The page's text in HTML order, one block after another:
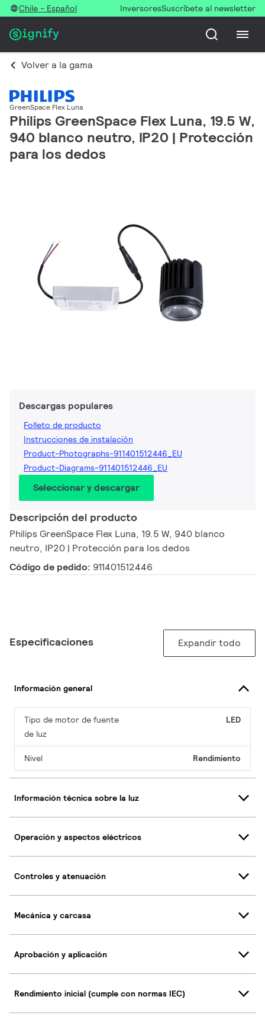
Chile - Español InversoresSuscríbete al newsletter
Volver a la gama
GreenSpace Flex Luna
Philips GreenSpace Flex Luna, 19.5 W,
940 blanco neutro, IP20 | Protección
para los dedos
Descargas populares
Folleto de producto
Instrucciones de instalación
Product-Photographs-911401512446_EU
Product-Diagrams-911401512446_EU
Seleccionar y descargar
Descripción del producto
Philips GreenSpace Flex Luna, 19.5 W, 940 blanco
neutro, IP20 | Protección para los dedos
Código de pedido: 911401512446
Especificaciones Expandir todo
Información general
Tipo de motor de fuente
de luz
LED
Nivel Rendimiento
Información técnica sobre la luz
Operación y aspectos eléctricos
Controles y atenuación
Mecánica y carcasa
Aprobación y aplicación
Rendimiento inicial (cumple con normas IEC)